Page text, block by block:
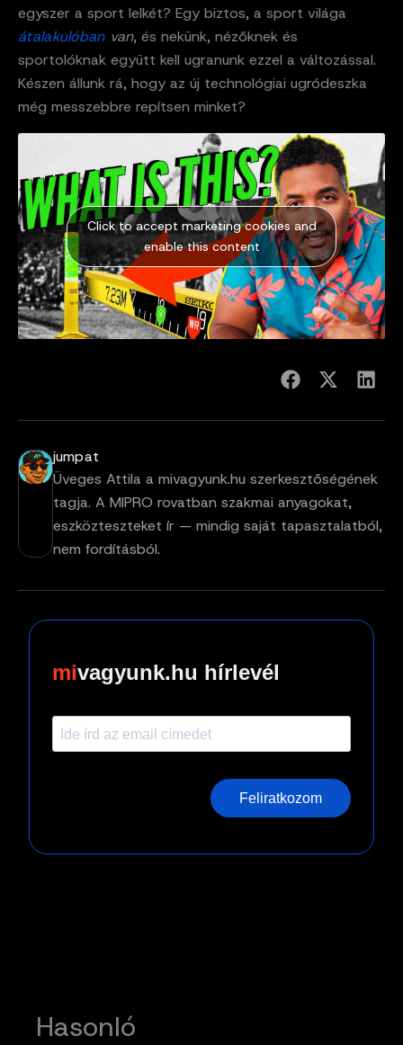
egyszer a sport lelkét? Egy biztos, a sport világa
átalakulóbanvan, és nekünk, nézőknek és
sportolóknak együtt kell ugranunk ezzel a változással.
Készen állunk rá, hogy az új technológiai ugródeszka
még messzebbre repítsen minket?
Click to accept marketing cookies and
enable this content
jumpat
Üveges Attila a mivagyunk.hu szerkesztőségének
tagja. A MIPRO rovatban szakmai anyagokat,
eszközteszteket ír — mindig saját tapasztalatból,
nem fordításból.
vagyunk.hu hírlevél
Feliratkozom
Hasonló